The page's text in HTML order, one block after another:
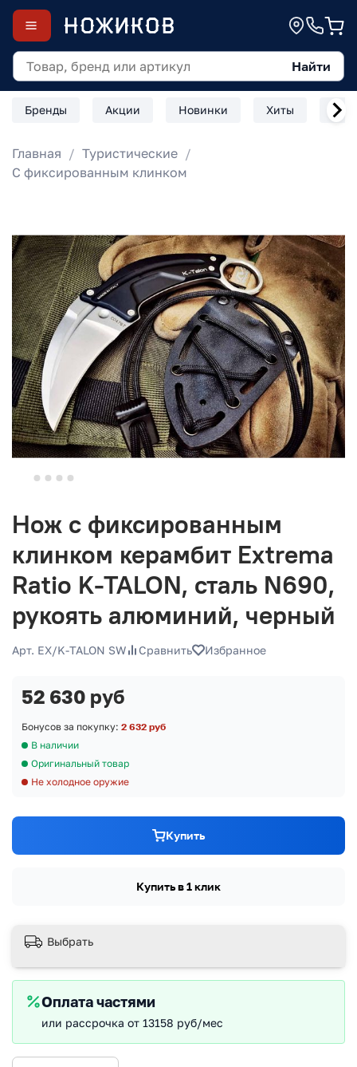
Найти
Бренды Акции Новинки Хиты
Главная
Туристические
С фиксированным клинком
Нож с фиксированным
клинком керамбит Extrema
Ratio K-TALON, сталь N690,
рукоять алюминий, черный
Арт. EX/K-TALON SW Сравнить Избранное
52 630 руб
Бонусов за покупку: 2 632 руб
В наличии
Оригинальный товар
Не холодное оружие
Купить
Купить в 1 клик
Выбрать
Оплата частями
или рассрочка от 13158 руб/мес